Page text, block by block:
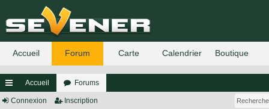
ac
Accueil Forums
Connexion Inscription